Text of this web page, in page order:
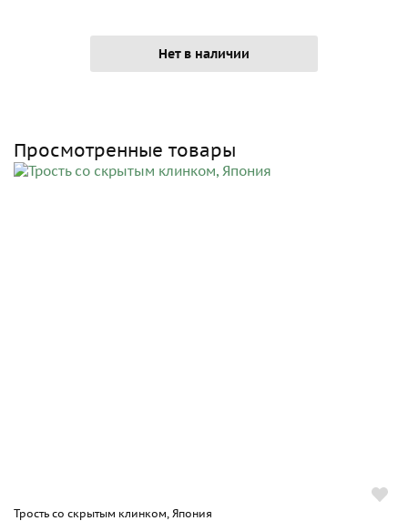
Нет в наличии
Просмотренные товары
Трость со скрытым клинком, Япония